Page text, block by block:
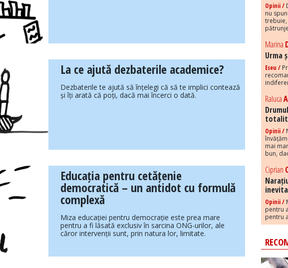
La ce ajută dezbaterile academice?
Dezbaterile te ajută să înțelegi că să te implici contează
și îți arată că poți, dacă mai încerci o dată.
Educația pentru cetățenie
democratică – un antidot cu formulă
complexă
Miza educației pentru democrație este prea mare
pentru a fi lăsată exclusiv în sarcina ONG-urilor, ale
căror intervenții sunt, prin natura lor, limitate.
Opinii /
nu
trebuie,
Marina
Urma
Eseu /
Raluca
Opinii /
mai
bun,
Ciprian
Opinii /
pentru
pentru